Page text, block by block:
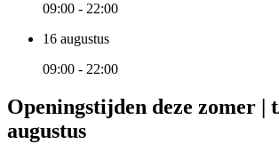
09:00 - 22:00
16 augustus
09:00 - 22:00
Openingstijden deze zomer |
augustus